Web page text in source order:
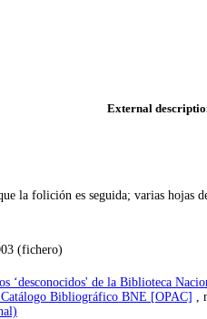
External
la folición es seguida; varias hojas
(fichero)
‘desconocidos' de la Biblioteca
Bibliográfico BNE [OPAC] ,